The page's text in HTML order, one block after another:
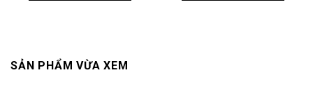
SẢN PHẨM VỪA XEM